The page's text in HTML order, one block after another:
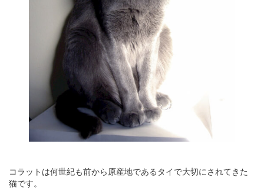
コラットは何世紀も前から原産地であるタイで大切にされてきた
猫です。